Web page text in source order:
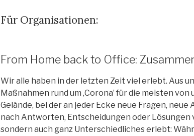
Für Organisationen:
From Home back to Office:
Wir alle haben in der letzten Zeit viel erlebt. Aus
Maßnahmen rund um ‚Corona’ für die meisten
Gelände, bei der an jeder Ecke neue Fragen,
nach Antworten, Entscheidungen oder
sondern auch ganz Unterschiedliches erlebt: